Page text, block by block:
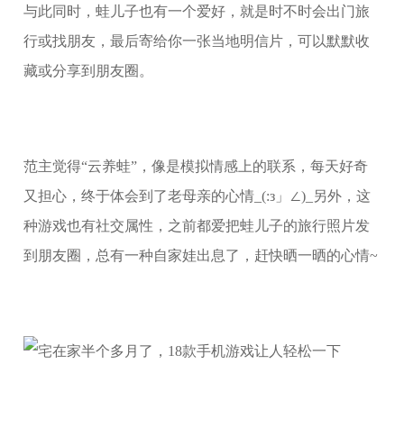
与此同时，蛙儿子也有一个爱好，就是时不时会出门旅
行或找朋友，最后寄给你一张当地明信片，可以默默收
藏或分享到朋友圈。
范主觉得“云养蛙”，像是模拟情感上的联系，每天好奇
又担心，终于体会到了老母亲的心情_(:з」∠)_另外，这
种游戏也有社交属性，之前都爱把蛙儿子的旅行照片发
到朋友圈，总有一种自家娃出息了，赶快晒一晒的心情~